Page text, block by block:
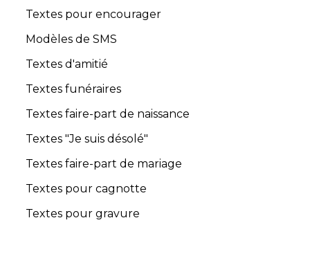
Textes pour encourager
Modèles de SMS
Textes d'amitié
Textes funéraires
Textes faire-part de naissance
Textes "Je suis désolé"
Textes faire-part de mariage
Textes pour cagnotte
Textes pour gravure